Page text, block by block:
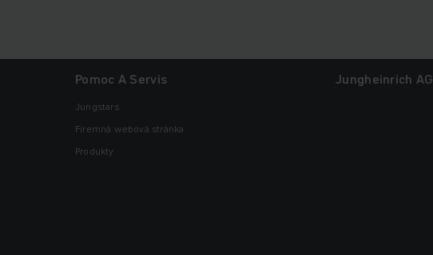
Pomoc A Servis
Jungstars
Firemná webová stránka
Produkty
Jungheinrich AG